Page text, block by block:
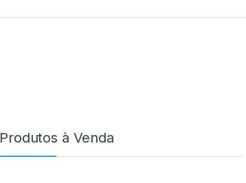
Produtos à Venda